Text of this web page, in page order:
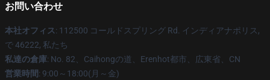
お問い合わせ
本社オフィス: 112500 コールドスプリング Rd. インディアナポリス,
で 46222, 私たち
私達の倉庫: No. 82、Caihongの道、Erenhot都市、広東省、CN
営業時間: 9:00～18:00(月～金)